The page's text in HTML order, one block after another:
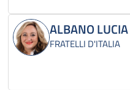
ALBANO LUCIA
FRATELLI D'ITALIA